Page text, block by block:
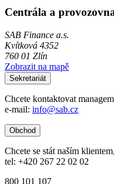
Centrála a
SAB Finance a.s.
Kvítková 4352
760 01 Zlín
Zobrazit na mapě
Sekretariát
Chcete kontaktovat
e-mail: info@sab.cz
Obchod
Chcete se stát naším
tel: +420 267 22 02 02
800 101 107